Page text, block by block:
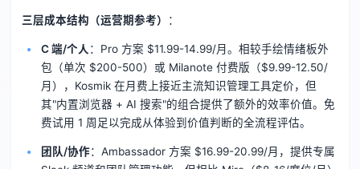
三层成本结构（运营期参考） ：
C 端/个人：Pro 方案 $11.99-14.99/月。相较手绘情绪板外
包（单次 $200-500）或 Milanote 付费版（$9.99-12.50/
月），Kosmik 在月费上接近主流知识管理工具定价，但
其"内置浏览器 + AI 搜索"的组合提供了额外的效率价值。免
费试用 1 周足以完成从体验到价值判断的全流程评估。
团队/协作：Ambassador 方案 $16.99-20.99/月，提供专属